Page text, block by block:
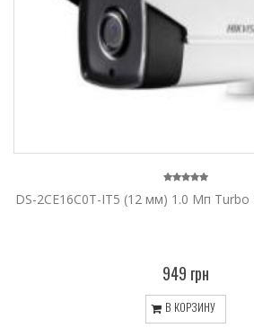
DS-2CE16C0T-IT5 (12 мм) 1.0 Мп
949 грн
В КОРЗИНУ